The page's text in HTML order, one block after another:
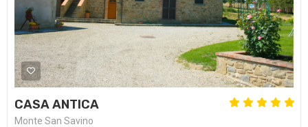
CASA ANTICA
Monte San Savino